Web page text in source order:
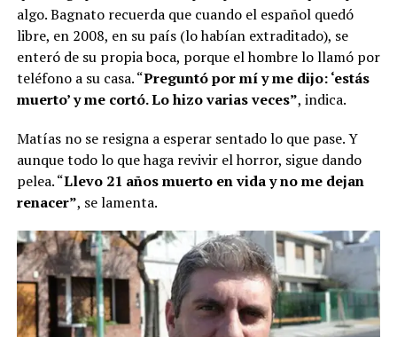
algo. Bagnato recuerda que cuando el español quedó
libre, en 2008, en su país (lo habían extraditado), se
enteró de su propia boca, porque el hombre lo llamó por
teléfono a su casa. “Preguntó por mí y me dijo: ‘estás
muerto’ y me cortó. Lo hizo varias veces”, indica.
Matías no se resigna a esperar sentado lo que pase. Y
aunque todo lo que haga revivir el horror, sigue dando
pelea. “Llevo 21 años muerto en vida y no me dejan
renacer”, se lamenta.